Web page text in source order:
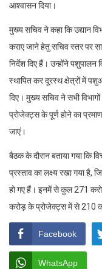
आश्वासन दिया।
मुख्य सचिव ने कहा कि उद्यान
कराए जाने हेतु सचिव स्तर पर
निर्देश दिए हैं। उन्होंने
स्थापित कर दूरस्थ क्षेत्रों में
दिए। मुख्य सचिव ने सभी
प्रोजेक्ट्स के पूर्ण होने का
जाएं।
बैठक के दौरान बताया गया कि
प्रस्ताव का लक्ष्य रखा गया है,
हो गए हैं। इनमें से कुल 271
करोड़ के प्रोजेक्ट्स में से 210
Facebook
WhatsApp